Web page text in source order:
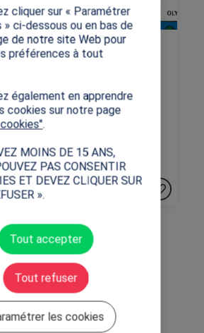
Connaissez-vous
les Jeux
(CP-Supérieur)
Activités
cliquer sur « Paramétrer
» ci-dessous ou en bas de
de notre site Web pour
préférences à tout
également en apprendre
cookies sur notre page
.
MOINS DE 15 ANS,
PAS CONSENTIR
ET DEVEZ CLIQUER SUR
».
Tout accepter
Tout refuser
les cookies